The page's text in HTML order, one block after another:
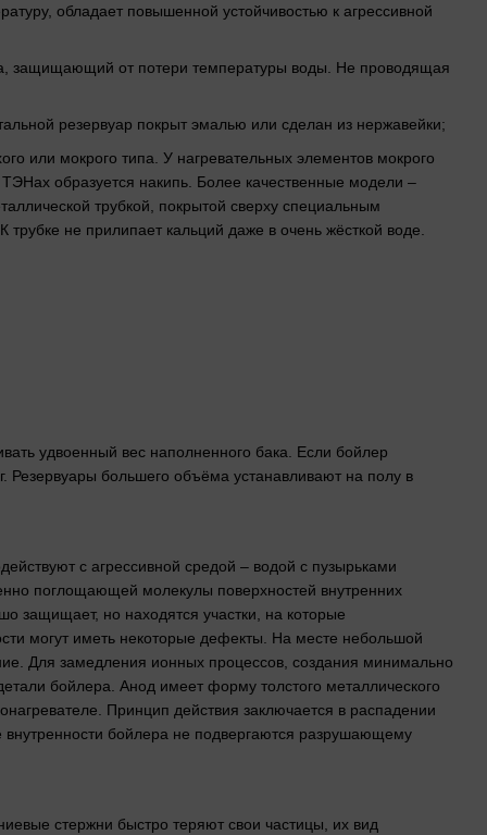
обладает повышенной устойчивостью к агрессивной
защищающий от потери температуры воды. Не проводящая
резервуар покрыт эмалью или сделан из нержавейки;
или мокрого типа. У нагревательных элементов мокрого
образуется накипь. Более качественные модели –
трубкой, покрытой сверху специальным
не прилипает кальций даже в очень жёсткой воде.
удвоенный вес наполненного бака. Если бойлер
Резервуары большего объёма устанавливают на полу в
с агрессивной средой – водой с пузырьками
поглощающей молекулы поверхностей внутренних
защищает, но находятся участки, на которые
могут иметь некоторые дефекты. На месте небольшой
Для замедления ионных процессов, создания минимально
бойлера. Анод имеет форму толстого металлического
Принцип действия заключается в распадении
бойлера не подвергаются разрушающему
стержни быстро теряют свои частицы, их вид